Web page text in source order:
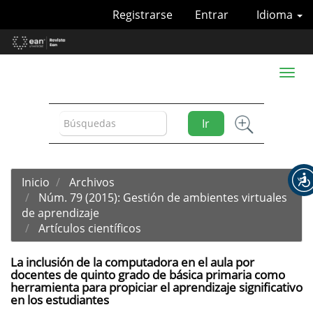
Contenido
principal
Idioma
Registrarse Entrar
Ir
Toggle
Inicio
Archivos
Núm. 79 (2015): Gestión de ambientes virtuales
de aprendizaje
Artículos científicos
La inclusión de la computadora en el aula por
docentes de quinto grado de básica primaria como
herramienta para propiciar el aprendizaje significativo
en los estudiantes